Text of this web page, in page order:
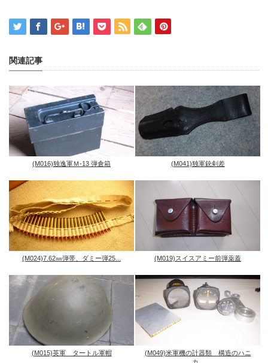
関連記事
(M016)独逸軍Ｍ-13 弾倉箱 (M041)独軍銃剣差
(M024)7.62㎜弾帯、ダミー弾25... (M019)スイスアミー前弾薬蓋
(M015)英軍 タートル軍帽
(M049)米軍機の計器類 構造のハニ